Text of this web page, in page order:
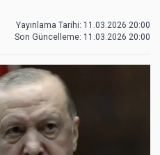
Yayınlama Tarihi: 11.03.2026 20:00
Son Güncelleme: 11.03.2026 20:00